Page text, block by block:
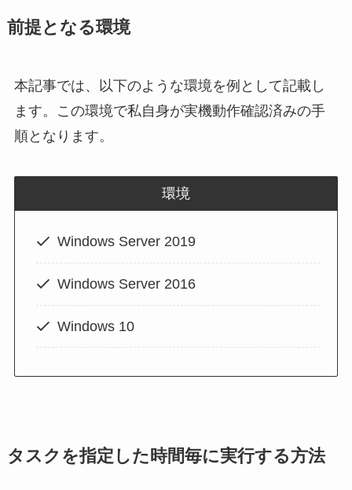
前提となる環境
本記事では、以下のような環境を例として記載し
ます。この環境で私自身が実機動作確認済みの手
順となります。
環境
Windows Server 2019
Windows Server 2016
Windows 10
タスクを指定した時間毎に実行する方法